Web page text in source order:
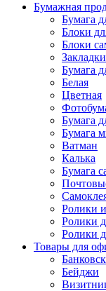
Бумажная
Бумага
Блоки
Блоки
Закладки
Бумага
Белая
Цветная
Бумага
Бумага
Ватман
Калька
Бумага
Ролики
Ролики
Ролики
Товары для
Бейджи